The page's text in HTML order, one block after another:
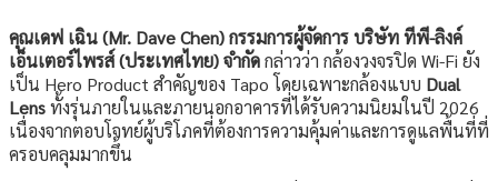
คุณเดฟ เฉิน (Mr. Dave Chen) กรรมการผู้จัดการ บริษัท ทีพี-ลิงค์
เอ็นเตอร์ไพรส์ (ประเทศไทย) จำกัดกล่าวว่า กล้องวงจรปิด Wi-Fi ยัง
เป็น Hero Product สำคัญของ Tapo โดยเฉพาะกล้องแบบ Dual
Lensทั้งรุ่นภายในและภายนอกอาคารที่ได้รับความนิยมในปี 2026
เนื่องจากตอบโจทย์ผู้บริโภคที่ต้องการความคุ้มค่าและการดูแลพื้นที่ที่
ครอบคลุมมากขึ้น